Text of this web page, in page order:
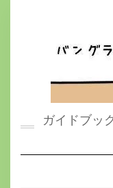
ガイドブッ